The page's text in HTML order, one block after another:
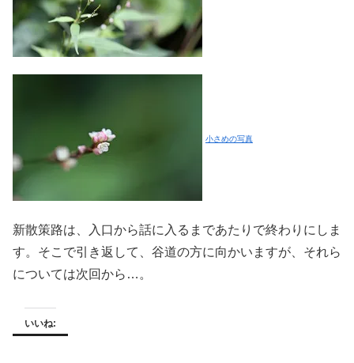
小さめの写真
新散策路は、入口から話に入るまであたりで終わりにしま
す。そこで引き返して、谷道の方に向かいますが、それら
については次回から…。
いいね: